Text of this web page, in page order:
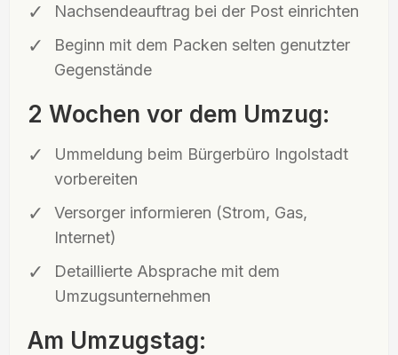
Nachsendeauftrag bei der Post einrichten
Beginn mit dem Packen selten genutzter
Gegenstände
2 Wochen vor dem Umzug:
Ummeldung beim Bürgerbüro Ingolstadt
vorbereiten
Versorger informieren (Strom, Gas,
Internet)
Detaillierte Absprache mit dem
Umzugsunternehmen
Am Umzugstag: